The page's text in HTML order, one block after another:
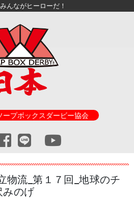
んながヒーローだ！
ープボックスダービー協会
流_第１７回_地球のチ
みのげ